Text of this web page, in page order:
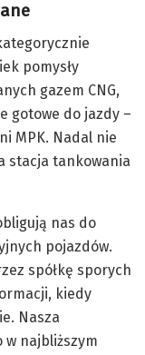
pomysły
gazem CNG,
gotowe do jazdy –
MPK. Nadal nie
stacja tankowania
nas do
pojazdów.
spółkę sporych
kiedy
Nasza
w najbliższym